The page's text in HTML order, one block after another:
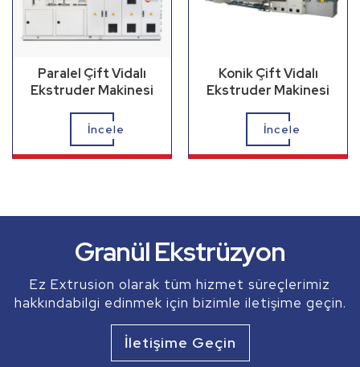
Paralel Çift Vidalı
Ekstruder Makinesi
İncele
Konik Çift Vidalı
Ekstruder Makinesi
İncele
Boru Ekstrüzyon
Granül Ekstrüzyon
ve daha fazlası...
Ez Extrusion
Profil Ekstrüzyon
Ez Extrusion olarak tüm hizmet süreçlerimiz
hakkındabilgi edinmek için bizimle iletişime geçin.
İletişime Geçin